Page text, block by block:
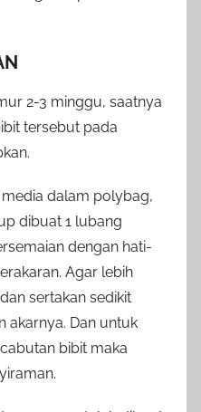
2-3 minggu, saatnya
tersebut pada
dalam polybag,
dibuat 1 lubang
dengan hati-
Agar lebih
sertakan sedikit
akarnya. Dan untuk
bibit maka